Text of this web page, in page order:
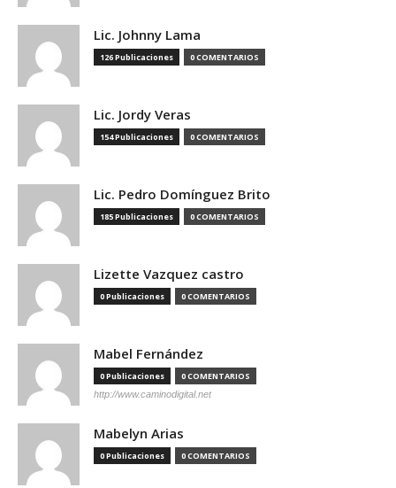
Lic. Johnny Lama
126 Publicaciones 0 COMENTARIOS
Lic. Jordy Veras
154 Publicaciones 0 COMENTARIOS
Lic. Pedro Domínguez Brito
185 Publicaciones 0 COMENTARIOS
Lizette Vazquez castro
0 Publicaciones 0 COMENTARIOS
Mabel Fernández
0 Publicaciones 0 COMENTARIOS
http://www.caminodigital.net
Mabelyn Arias
0 Publicaciones 0 COMENTARIOS